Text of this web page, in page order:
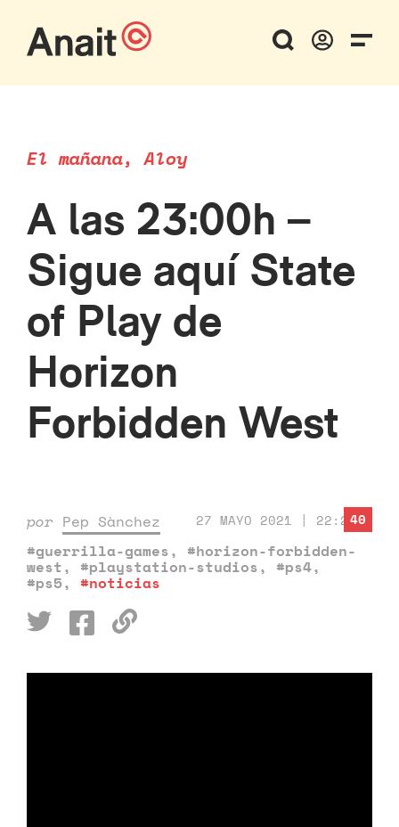
El mañana, Aloy
A las 23:00h –
Sigue aquí State
of Play de
Horizon
Forbidden West
por Pep Sànchez 27 MAYO 2021 | 22:21
#guerrilla-games, #horizon-forbidden-
west, #playstation-studios, #ps4,
#ps5, #noticias
40